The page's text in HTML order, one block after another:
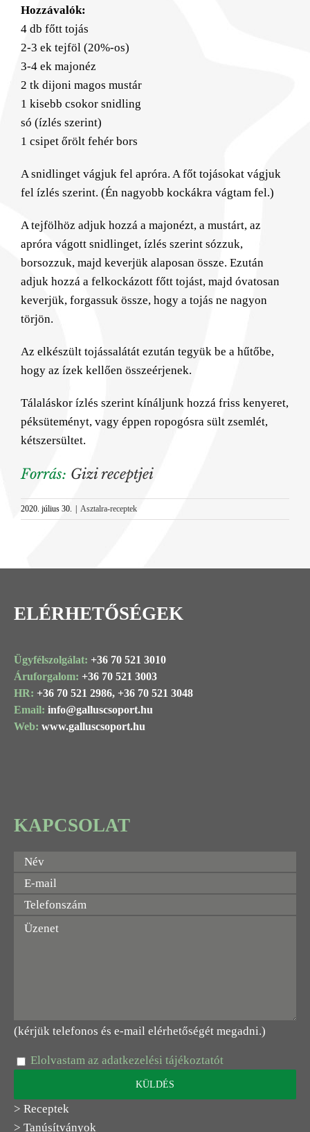
Hozzávalók:
4 db főtt tojás
2-3 ek tejföl (20%-os)
3-4 ek majonéz
2 tk dijoni magos mustár
1 kisebb csokor snidling
só (ízlés szerint)
1 csipet őrölt fehér bors
A snidlinget vágjuk fel apróra. A főt tojásokat vágjuk
fel ízlés szerint. (Én nagyobb kockákra vágtam fel.)
A tejfölhöz adjuk hozzá a majonézt, a mustárt, az
apróra vágott snidlinget, ízlés szerint sózzuk,
borsozzuk, majd keverjük alaposan össze. Ezután
adjuk hozzá a felkockázott főtt tojást, majd óvatosan
keverjük, forgassuk össze, hogy a tojás ne nagyon
törjön.
Az elkészült tojássalátát ezután tegyük be a hűtőbe,
hogy az ízek kellően összeérjenek.
Tálaláskor ízlés szerint kínáljunk hozzá friss kenyeret,
péksüteményt, vagy éppen ropogósra sült zsemlét,
kétszersültet.
Forrás: Gizi receptjei
2020. július 30. Asztalra-receptek
ELÉRHETŐSÉGEK
Ügyfélszolgálat: +36 70 521 3010
Áruforgalom: +36 70 521 3003
HR: +36 70 521 2986, +36 70 521 3048
Email: info@galluscsoport.hu
Web: www.galluscsoport.hu
KAPCSOLAT
(kérjük telefonos és e-mail elérhetőségét megadni.)
Elolvastam az adatkezelési tájékoztatót
> Receptek
> Tanúsítványok